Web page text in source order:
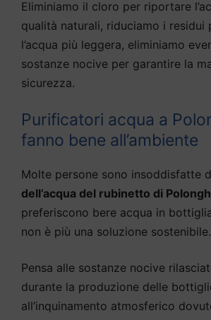
Eliminiamo il cloro per riportare
qualità naturali, riduciamo i residui
l’acqua più leggera, eliminiamo
sostanze nocive per garantire la
sicurezza.
Purificatori acqua a
fanno bene all’ambiente
Molte persone sono insoddisfatte
dell’acqua del rubinetto di
preferiscono bere acqua in
non è più una soluzione sostenibile.
Pensa alle sostanze nocive
durante la produzione delle
all’inquinamento atmosferico